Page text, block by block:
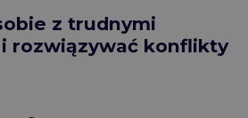
z trudnymi
rozwiązywać konflikty